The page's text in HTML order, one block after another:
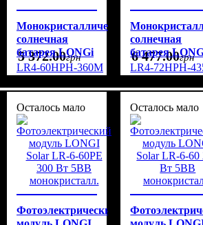
Монокристаллическая
солнечная
батарея LONGi
Solar LR4-
60HPH-360M
(6BB;Hi-MO4)
LR4-60HPH-360M
5 372.00грн
солнечная
батарея
Solar LR4-
72HPH-435M
(6BB; Hi-MO4)
LR4-72HPH-
6 477.00грн
Осталось мало
Фотоэлектрический
Осталось мало